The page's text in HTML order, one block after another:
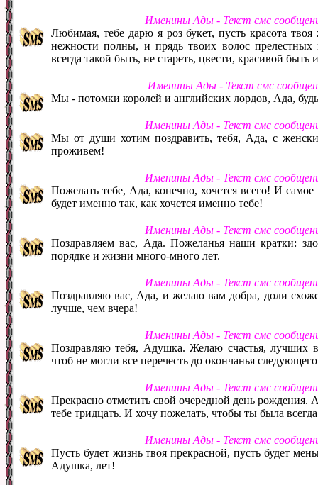
Именины Ады - Текст смс
Любимая, тебе дарю я роз букет, пусть красота
нежности полны, и прядь твоих волос
всегда такой быть, не стареть, цвести, красивой
Именины Ады - Текст смс
Мы - потомки королей и английских лордов, Ада,
Именины Ады - Текст смс
Мы от души хотим поздравить, тебя, Ада, с
проживем!
Именины Ады - Текст смс
Пожелать тебе, Ада, конечно, хочется всего! И самое
будет именно так, как хочется именно тебе!
Именины Ады - Текст смс
Поздравляем вас, Ада. Пожеланья наши кратки:
порядке и жизни много-много лет.
Именины Ады - Текст смс
Поздравляю вас, Ада, и желаю вам добра, доли
лучше, чем вчера!
Именины Ады - Текст смс
Поздравляю тебя, Адушка. Желаю счастья, лучших
чтоб не могли все перечесть до окончанья
Именины Ады - Текст смс
Прекрасно отметить свой очередной день рождения.
тебе тридцать. И хочу пожелать, чтобы ты была
Именины Ады - Текст смс
Пусть будет жизнь твоя прекрасной, пусть будет
Адушка, лет!